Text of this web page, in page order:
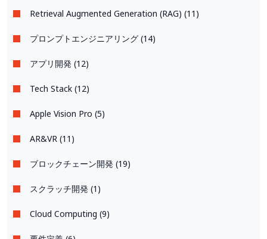
Retrieval Augmented Generation (RAG) (11)
プロンプトエンジニアリング (14)
アプリ開発 (12)
Tech Stack (12)
Apple Vision Pro (5)
AR&VR (11)
ブロックチェーン開発 (19)
スクラッチ開発 (1)
Cloud Computing (9)